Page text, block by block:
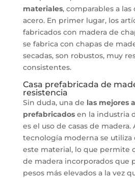
materiales, comparables a
acero. En primer lugar, los
fabricados con madera de
se fabrica con chapas de
secadas, son robustos, muy
consistentes.
Casa prefabricada de
resistencia
Sin duda, una de las mejores
prefabricadosen la industria
es el uso de casas de madera.
tecnología moderna se utiliza
este material, lo que permite
de madera incorporados que
pesos más elevados a la vez